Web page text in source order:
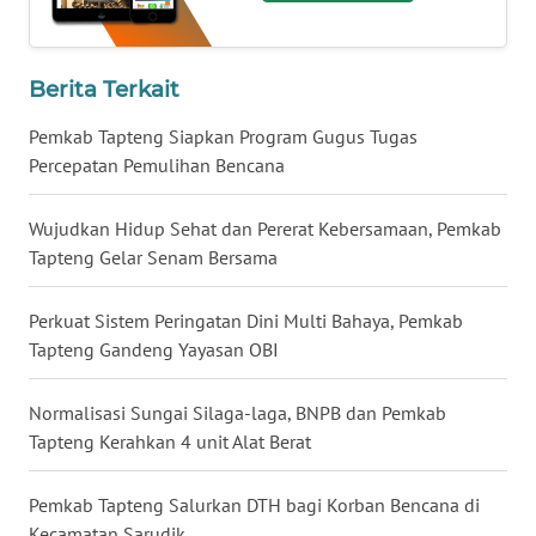
Berita Terkait
Pemkab Tapteng Siapkan Program Gugus Tugas
Percepatan Pemulihan Bencana
Wujudkan Hidup Sehat dan Pererat Kebersamaan, Pemkab
Tapteng Gelar Senam Bersama
Perkuat Sistem Peringatan Dini Multi Bahaya, Pemkab
Tapteng Gandeng Yayasan OBI
Normalisasi Sungai Silaga-laga, BNPB dan Pemkab
Tapteng Kerahkan 4 unit Alat Berat
Pemkab Tapteng Salurkan DTH bagi Korban Bencana di
WN
KALTARA
WN
KALSEL
WN
KALTIM
WN
SULSEL
WN
GORONTALO
WN